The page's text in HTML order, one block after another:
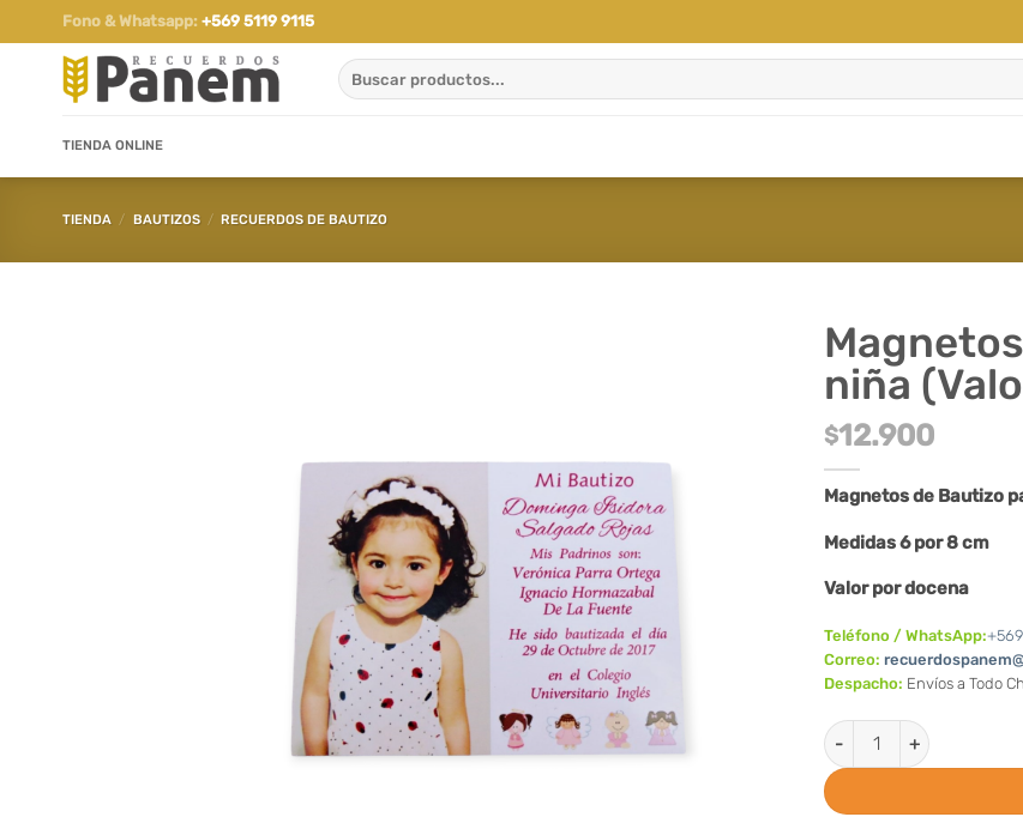
al
contenido
Fono & Whatsapp: +569 5119 9115
Buscar
por:
TIENDA ONLINE
TIENDA / BAUTIZOS / RECUERDOS DE BAUTIZO
niña
$12.900
Magnetos de Bautizo
Medidas 6 por 8 cm
Valor por docena
Teléfono / WhatsApp:+569
Correo:
Despacho: Envíos a Todo
Magnetos de Bautizo